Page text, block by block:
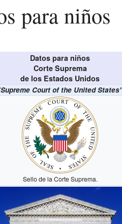
para niños
Datos para niños
Corte Suprema
de los Estados Unidos
'Supreme Court of the United States'
Sello de la Corte Suprema.